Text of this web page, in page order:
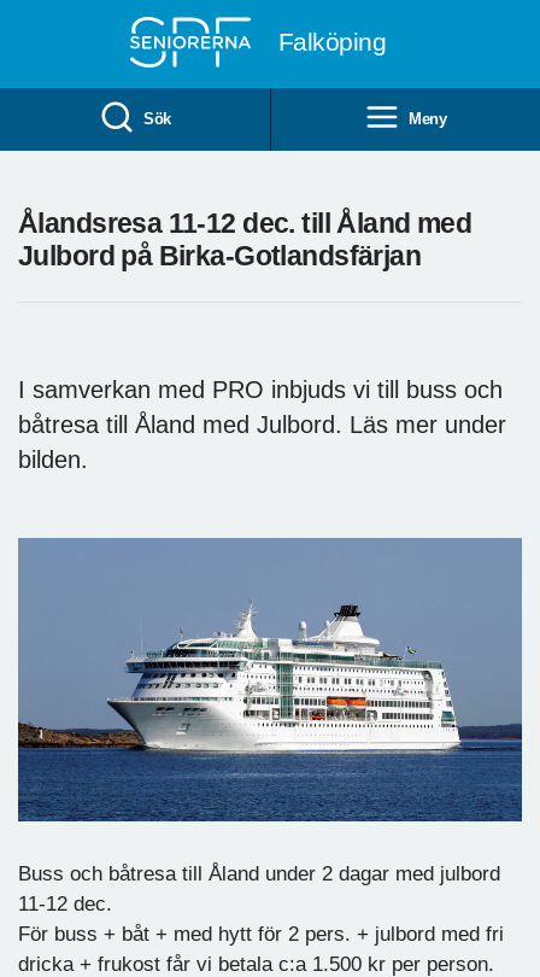
Falköping
Sök Meny
Ålandsresa 11-12 dec. till Åland med
Julbord på Birka-Gotlandsfärjan
I samverkan med PRO inbjuds vi till buss och
båtresa till Åland med Julbord. Läs mer under
bilden.
Buss och båtresa till Åland under 2 dagar med julbord
11-12 dec.
För buss + båt + med hytt för 2 pers. + julbord med fri
dricka + frukost får vi betala c:a 1.500 kr per person.